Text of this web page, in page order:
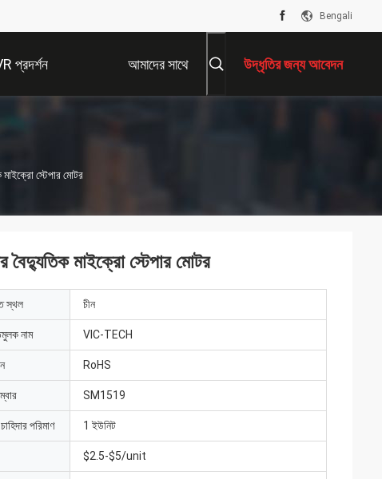
Bengali
প্রদর্শন আমাদের সাথে উদ্ধৃতির জন্য আবেদন
মাইক্রো স্টেপার মোটর
বৈদ্যুতিক মাইক্রো স্টেপার মোটর
স্থল চীন
নাম VIC-TECH
RoHS
SM1519
পরিমাণ 1 ইউনিট
$2.5-$5/unit